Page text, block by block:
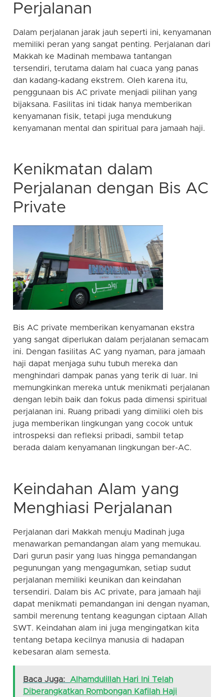
Perjalanan
Dalam perjalanan jarak jauh seperti ini, kenyamanan
memiliki peran yang sangat penting. Perjalanan dari
Makkah ke Madinah membawa tantangan
tersendiri, terutama dalam hal cuaca yang panas
dan kadang-kadang ekstrem. Oleh karena itu,
penggunaan bis AC private menjadi pilihan yang
bijaksana. Fasilitas ini tidak hanya memberikan
kenyamanan fisik, tetapi juga mendukung
kenyamanan mental dan spiritual para jamaah haji.
Kenikmatan dalam
Perjalanan dengan Bis AC
Private
Bis AC private memberikan kenyamanan ekstra
yang sangat diperlukan dalam perjalanan semacam
ini. Dengan fasilitas AC yang nyaman, para jamaah
haji dapat menjaga suhu tubuh mereka dan
menghindari dampak panas yang terik di luar. Ini
memungkinkan mereka untuk menikmati perjalanan
dengan lebih baik dan fokus pada dimensi spiritual
perjalanan ini. Ruang pribadi yang dimiliki oleh bis
juga memberikan lingkungan yang cocok untuk
introspeksi dan refleksi pribadi, sambil tetap
berada dalam kenyamanan lingkungan ber-AC.
Keindahan Alam yang
Menghiasi Perjalanan
Perjalanan dari Makkah menuju Madinah juga
menawarkan pemandangan alam yang memukau.
Dari gurun pasir yang luas hingga pemandangan
pegunungan yang mengagumkan, setiap sudut
perjalanan memiliki keunikan dan keindahan
tersendiri. Dalam bis AC private, para jamaah haji
dapat menikmati pemandangan ini dengan nyaman,
sambil merenung tentang keagungan ciptaan Allah
SWT. Keindahan alam ini juga mengingatkan kita
tentang betapa kecilnya manusia di hadapan
kebesaran alam semesta.
Baca Juga:
Alhamdulillah Hari Ini Telah
Diberangkatkan Rombongan Kafilah Haji